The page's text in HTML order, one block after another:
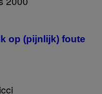
op (pijnlijk) foute